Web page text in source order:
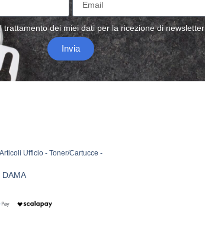
trattamentodei miei dati per la ricezione di newsletter
Invia
Ufficio - Toner/Cartucce -